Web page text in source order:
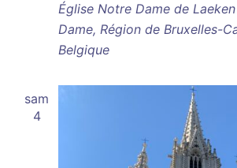
Église Notre Dame de Laeken
Dame, Région de Bruxelles-
Belgique
sam
4